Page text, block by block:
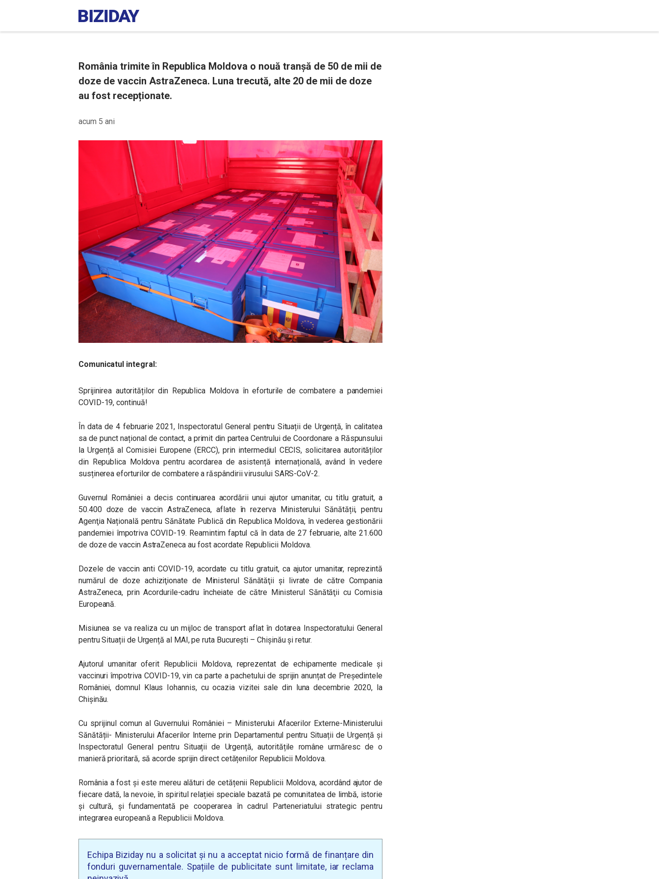
România trimite în Republica Moldova o nouă tranșă de 50 de mii de
doze de vaccin AstraZeneca. Luna trecută, alte 20 de mii de doze
au fost recepționate.
acum 5 ani
Comunicatul integral:
Sprijinirea autorităților din Republica Moldova în eforturile de combatere a pandemiei
COVID-19, continuă!
În data de 4 februarie 2021, Inspectoratul General pentru Situații de Urgență, în calitatea
sa de punct național de contact, a primit din partea Centrului de Coordonare a Răspunsului
la Urgență al Comisiei Europene (ERCC), prin intermediul CECIS, solicitarea autorităților
din Republica Moldova pentru acordarea de asistență internațională, având în vedere
susținerea eforturilor de combatere a răspândirii virusului SARS-CoV-2.
Guvernul României a decis continuarea acordării unui ajutor umanitar, cu titlu gratuit, a
50.400 doze de vaccin AstraZeneca, aflate în rezerva Ministerului Sănătății, pentru
Agenţia Națională pentru Sănătate Publică din Republica Moldova, în vederea gestionării
pandemiei împotriva COVID-19. Reamintim faptul că în data de 27 februarie, alte 21.600
de doze de vaccin AstraZeneca au fost acordate Republicii Moldova.
Dozele de vaccin anti COVID-19, acordate cu titlu gratuit, ca ajutor umanitar, reprezintă
numărul de doze achiziţionate de Ministerul Sănătăţii şi livrate de către Compania
AstraZeneca, prin Acordurile-cadru încheiate de către Ministerul Sănătăţii cu Comisia
Europeană.
Misiunea se va realiza cu un mijloc de transport aflat în dotarea Inspectoratului General
pentru Situații de Urgență al MAI, pe ruta București – Chișinău și retur.
Ajutorul umanitar oferit Republicii Moldova, reprezentat de echipamente medicale și
vaccinuri împotriva COVID-19, vin ca parte a pachetului de sprijin anunțat de Președintele
României, domnul Klaus Iohannis, cu ocazia vizitei sale din luna decembrie 2020, la
Chișinău.
Cu sprijinul comun al Guvernului României – Ministerului Afacerilor Externe-Ministerului
Sănătății- Ministerului Afacerilor Interne prin Departamentul pentru Situații de Urgență și
Inspectoratul General pentru Situații de Urgență, autoritățile române urmăresc de o
manieră prioritară, să acorde sprijin direct cetățenilor Republicii Moldova.
România a fost și este mereu alături de cetățenii Republicii Moldova, acordând ajutor de
fiecare dată, la nevoie, în spiritul relației speciale bazată pe comunitatea de limbă, istorie
și cultură, și fundamentată pe cooperarea în cadrul Parteneriatului strategic pentru
integrarea europeană a Republicii Moldova.
Echipa Biziday nu a solicitat și nu a acceptat nicio formă de finanțare din
fonduri guvernamentale. Spațiile de publicitate sunt limitate, iar reclama